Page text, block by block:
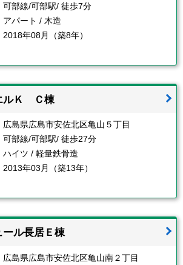
可部線/可部駅/ 徒歩7分
アパート / 木造
2018年08月（築8年）
ルＫ Ｃ棟
広島県広島市安佐北区亀山５丁目
可部線/可部駅/ 徒歩27分
ハイツ / 軽量鉄骨造
2013年03月（築13年）
ール長居Ｅ棟
広島県広島市安佐北区亀山南２丁目